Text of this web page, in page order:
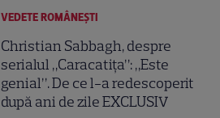
VEDETE ROMÂNEŞTI
Christian Sabbagh, despre
serialul „Caracatița”: „Este
genial”. De ce l-a redescoperit
după ani de zile EXCLUSIV